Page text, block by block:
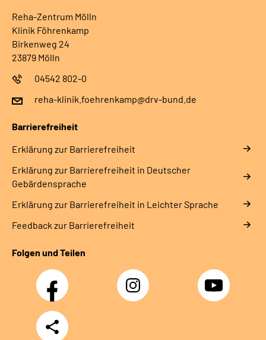
Reha-Zentrum Mölln
Klinik Föhrenkamp
Birkenweg 24
23879 Mölln
04542 802-0
reha-klinik.foehrenkamp@drv-bund.de
Barrierefreiheit
Erklärung zur Barrierefreiheit
Erklärung zur Barrierefreiheit in Deutscher
Gebärdensprache
Erklärung zur Barrierefreiheit in Leichter Sprache
Feedback zur Barrierefreiheit
Folgen und Teilen
Facebook Instagram YouTube
Teilen